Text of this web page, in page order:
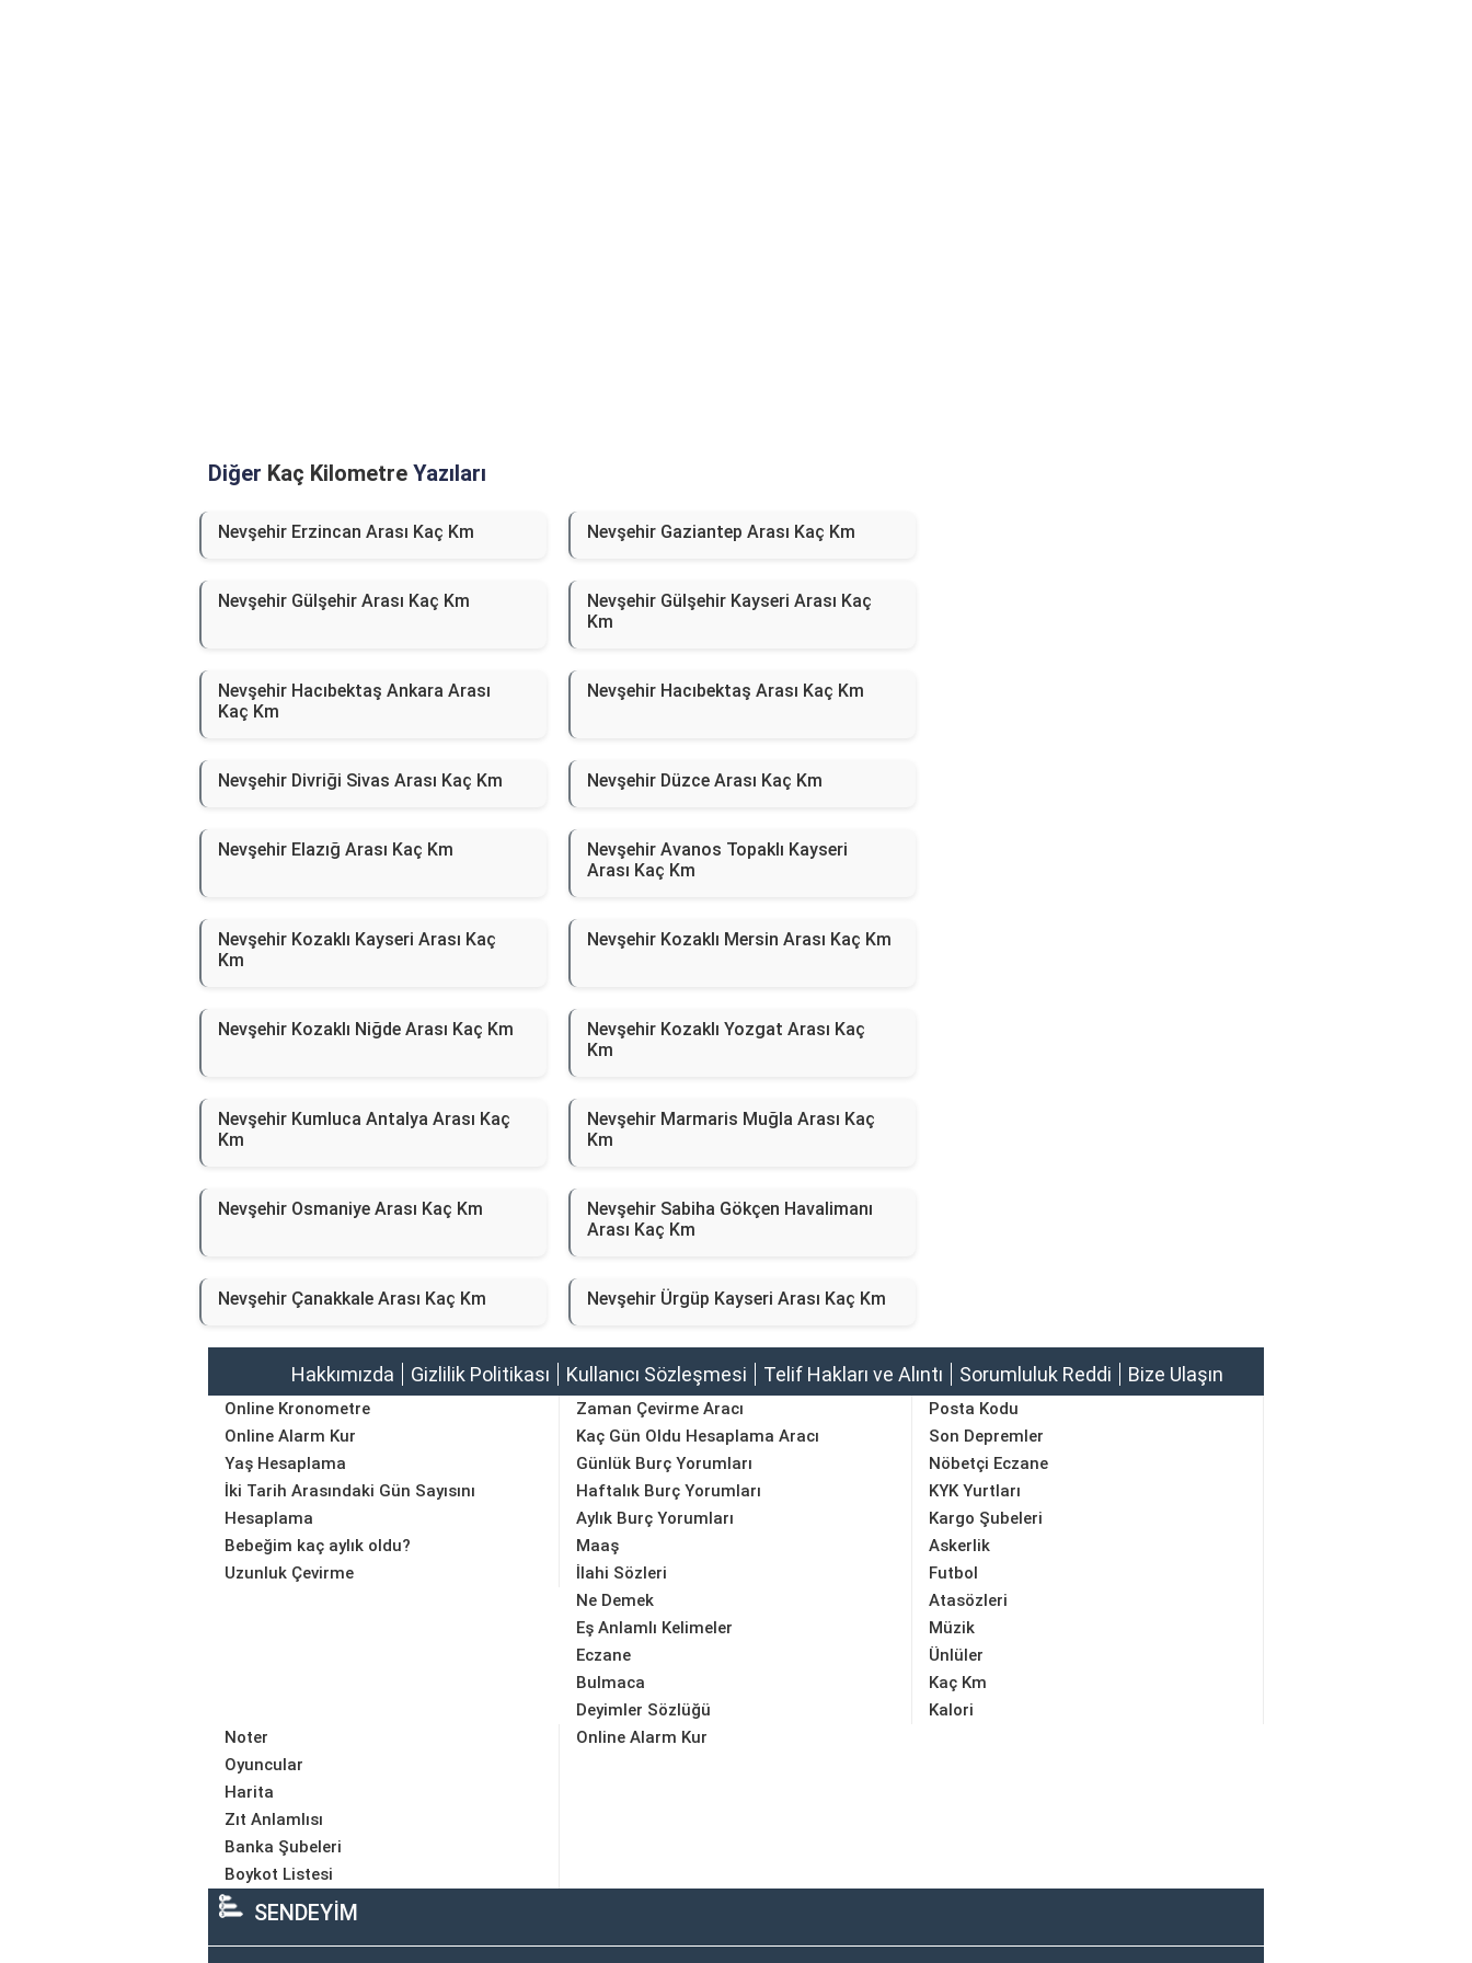
Diğer Kaç Kilometre Yazıları
Nevşehir Erzincan Arası Kaç Km Nevşehir Gaziantep Arası Kaç Km
Nevşehir Gülşehir Arası Kaç Km
Nevşehir Gülşehir Kayseri Arası Kaç
Km
Nevşehir Hacıbektaş Ankara Arası
Kaç Km
Nevşehir Hacıbektaş Arası Kaç Km
Nevşehir Divriği Sivas Arası Kaç Km Nevşehir Düzce Arası Kaç Km
Nevşehir Elazığ Arası Kaç Km
Nevşehir Avanos Topaklı Kayseri
Arası Kaç Km
Nevşehir Kozaklı Kayseri Arası Kaç
Km
Nevşehir Kozaklı Mersin Arası Kaç Km
Nevşehir Kozaklı Niğde Arası Kaç Km
Nevşehir Kozaklı Yozgat Arası Kaç
Km
Nevşehir Kumluca Antalya Arası Kaç
Km
Nevşehir Marmaris Muğla Arası Kaç
Km
Nevşehir Osmaniye Arası Kaç Km
Nevşehir Sabiha Gökçen Havalimanı
Arası Kaç Km
Nevşehir Çanakkale Arası Kaç Km Nevşehir Ürgüp Kayseri Arası Kaç Km
Hakkımızda Gizlilik Politikası Kullanıcı Sözleşmesi Telif Hakları ve Alıntı Sorumluluk Reddi Bize Ulaşın
Online Kronometre
Online Alarm Kur
Yaş Hesaplama
İki Tarih Arasındaki Gün Sayısını
Hesaplama
Bebeğim kaç aylık oldu?
Uzunluk Çevirme
Zaman Çevirme Aracı
Kaç Gün Oldu Hesaplama Aracı
Günlük Burç Yorumları
Haftalık Burç Yorumları
Aylık Burç Yorumları
Maaş
Posta Kodu
Son Depremler
Nöbetçi Eczane
KYK Yurtları
Kargo Şubeleri
Askerlik
İlahi Sözleri
Ne Demek
Eş Anlamlı Kelimeler
Eczane
Bulmaca
Deyimler Sözlüğü
Futbol
Atasözleri
Müzik
Ünlüler
Kaç Km
Kalori
Noter
Oyuncular
Harita
Zıt Anlamlısı
Banka Şubeleri
Boykot Listesi
Online Alarm Kur
SENDEYİM